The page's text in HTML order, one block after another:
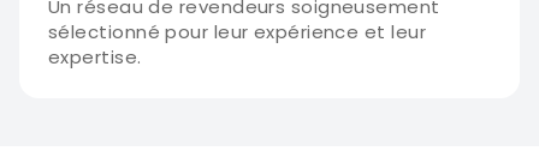
Un réseau de revendeurs soigneusement
sélectionné pour leur expérience et leur
expertise.